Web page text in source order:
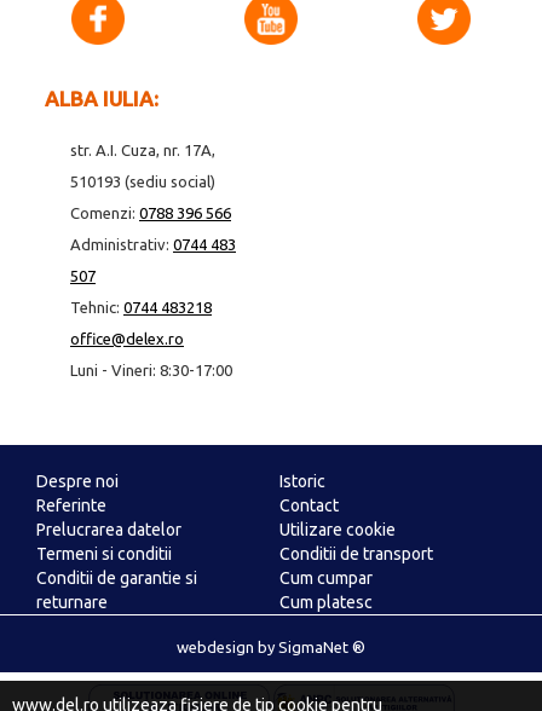
ALBA IULIA:
str. A.I. Cuza, nr. 17A,
510193 (sediu social)
Comenzi: 0788 396 566
Administrativ: 0744 483
507
Tehnic: 0744 483218
office@delex.ro
Luni - Vineri: 8:30-17:00
Despre noi
Istoric
Referinte
Contact
Prelucrarea datelor
Utilizare cookie
Termeni si conditii
Conditii de transport
Conditii de garantie si
returnare
Cum cumpar
Cum platesc
webdesign by SigmaNet ®
www.del.ro utilizeaza fisiere de tip cookie pentru